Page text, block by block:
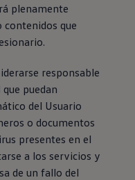
plenamente
contenidos que
responsable
puedan
del Usuario
o documentos
presentes en el
a los servicios y
de un fallo del